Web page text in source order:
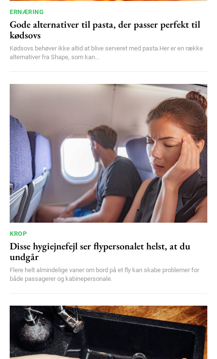
ERNÆRING
Gode alternativer til pasta, der passer perfekt til
kødsovs
Kødsovs behøver ikke altid at blive serveret med pasta.Her er en række
alternativer fra Shape, som kan...
KROP
Disse hygiejnefejl ser flypersonalet helst, at du
undgår
Flere helt almindelige vaner om bord på et fly kan skabe problemer for
både passagerer og kabinepersonale.